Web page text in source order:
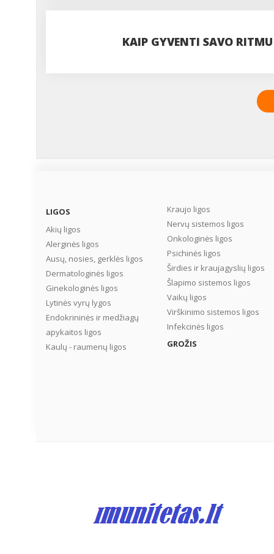
KAIP GYVENTI SAVO
LIGOS
Akių ligos
Alerginės ligos
Ausų, nosies, gerklės ligos
Dermatologinės ligos
Ginekologinės ligos
Lytinės vyrų lygos
Endokrininės ir medžiagų
apykaitos ligos
Kaulų - raumenų ligos
Kraujo ligos
Nervų sistemos ligos
Onkologinės ligos
Psichinės ligos
Širdies ir kraujagyslių ligos
Šlapimo sistemos ligos
Vaikų ligos
Virškinimo sistemos ligos
Infekcinės ligos
GROŽIS